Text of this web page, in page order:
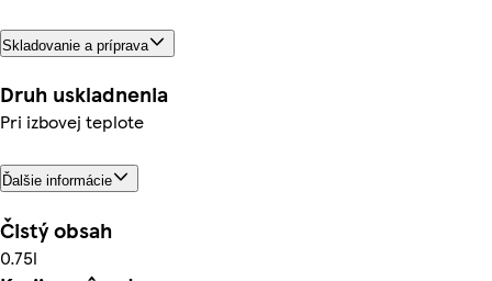
Skladovanie a príprava
Druh uskladnenia
Pri izbovej teplote
Ďalšie informácie
Čistý obsah
0.75l